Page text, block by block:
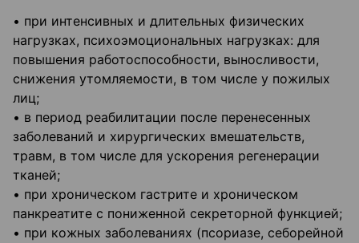
• при интенсивных и длительных физических
нагрузках, психоэмоциональных нагрузках: для
повышения работоспособности, выносливости,
снижения утомляемости, в том числе у пожилых
лиц;
• в период реабилитации после перенесенных
заболеваний и хирургических вмешательств,
травм, в том числе для ускорения регенерации
тканей;
• при хроническом гастрите и хроническом
панкреатите с пониженной секреторной функцией;
• при кожных заболеваниях (псориазе, себорейной